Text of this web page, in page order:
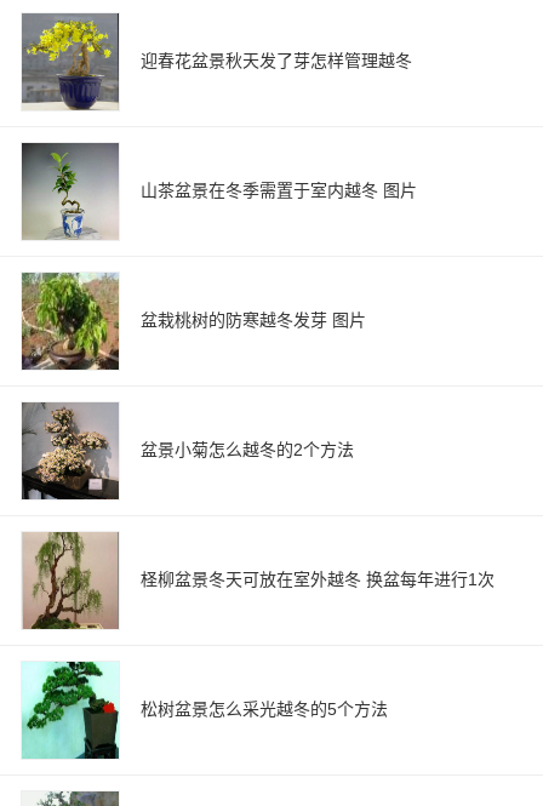
迎春花盆景秋天发了芽怎样管理越冬
山茶盆景在冬季需置于室内越冬 图片
盆栽桃树的防寒越冬发芽 图片
盆景小菊怎么越冬的2个方法
柽柳盆景冬天可放在室外越冬 换盆每年进行1次
松树盆景怎么采光越冬的5个方法